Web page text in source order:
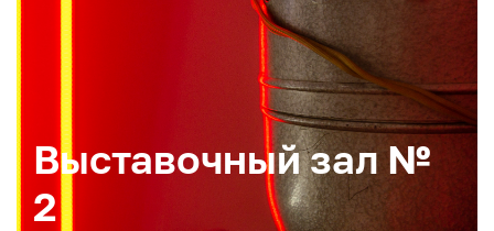
Выставочный зал №
2